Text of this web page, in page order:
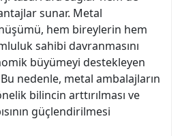
sunar. Metal
hem bireylerin hem
sahibi davranmasını
büyümeyi destekleyen
nedenle, metal ambalajların
bilincin arttırılması ve
güçlendirilmesi